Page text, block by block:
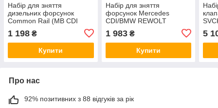
Набір для зняття
дизельних форсунок
Common Rail (MB CDI
GI-03-0003
1 198 ₴
Купити
Набір для зняття
форсунок Mercedes
CDI/BMW REWOLT
1 983₴
Купити
5
Про нас
92% позитивних з 88 відгуків за рік